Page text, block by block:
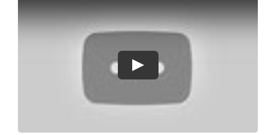
マイアカウント
Play